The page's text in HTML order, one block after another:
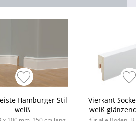
Hamburger Stil
weiß
Vierkant
weiß